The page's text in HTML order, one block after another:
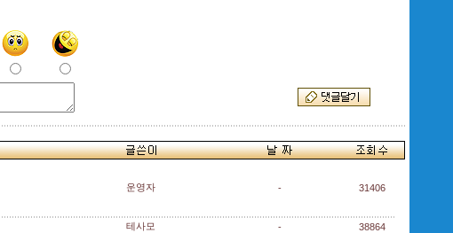
운영자 - 31406
테사모 -
38864